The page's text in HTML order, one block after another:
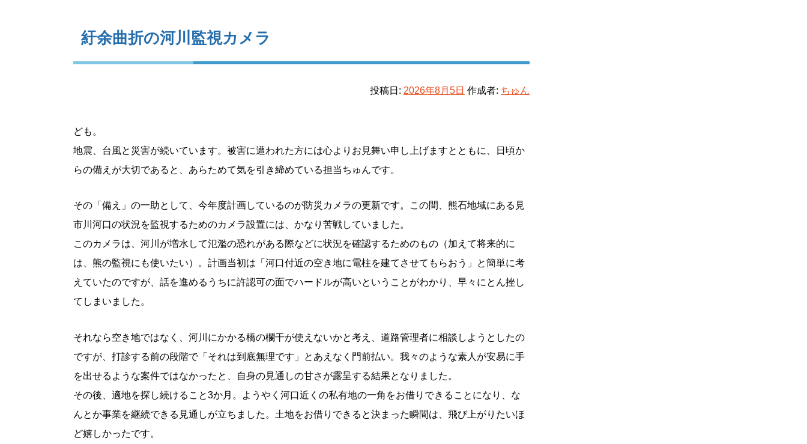
紆余曲折の河川監視カメラ
投稿日: 2026年8月5日 作成者: ちゅん
ども。
地震、台風と災害が続いています。被害に遭われた方には心よりお見舞い申し上げますとともに、日頃か
らの備えが大切であると、あらためて気を引き締めている担当ちゅんです。
その「備え」の一助として、今年度計画しているのが防災カメラの更新です。この間、熊石地域にある見
市川河口の状況を監視するためのカメラ設置には、かなり苦戦していました。
このカメラは、河川が増水して氾濫の恐れがある際などに状況を確認するためのもの（加えて将来的に
は、熊の監視にも使いたい）。計画当初は「河口付近の空き地に電柱を建てさせてもらおう」と簡単に考
えていたのですが、話を進めるうちに許認可の面でハードルが高いということがわかり、早々にとん挫し
てしまいました。
それなら空き地ではなく、河川にかかる橋の欄干が使えないかと考え、道路管理者に相談しようとしたの
ですが、打診する前の段階で「それは到底無理です」とあえなく門前払い。我々のような素人が安易に手
を出せるような案件ではなかったと、自身の見通しの甘さが露呈する結果となりました。
その後、適地を探し続けること3か月。ようやく河口近くの私有地の一角をお借りできることになり、な
んとか事業を継続できる見通しが立ちました。土地をお借りできると決まった瞬間は、飛び上がりたいほ
ど嬉しかったです。